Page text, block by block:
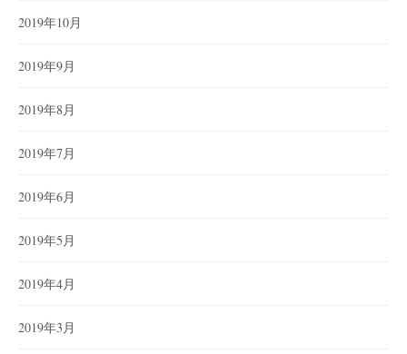
2019年10月
2019年9月
2019年8月
2019年7月
2019年6月
2019年5月
2019年4月
2019年3月